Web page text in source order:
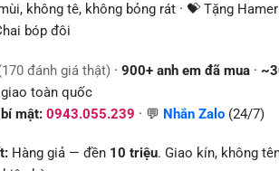
không tê, không bỏng rát · 💝 Tặng
bóp đôi
đánh giá thật) · 900+ anh em đã mua ·
giao toàn quốc
mật: 0943.055.239 · 💬 Nhắn Zalo (24/7)
Hàng giả — đền 10 triệu. Giao kín, không